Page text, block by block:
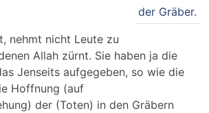
der Gräber.
nehmt nicht Leute zu
Allah zürnt. Sie haben ja die
Jenseits aufgegeben, so wie die
Hoffnung (auf
der (Toten) in den Gräbern